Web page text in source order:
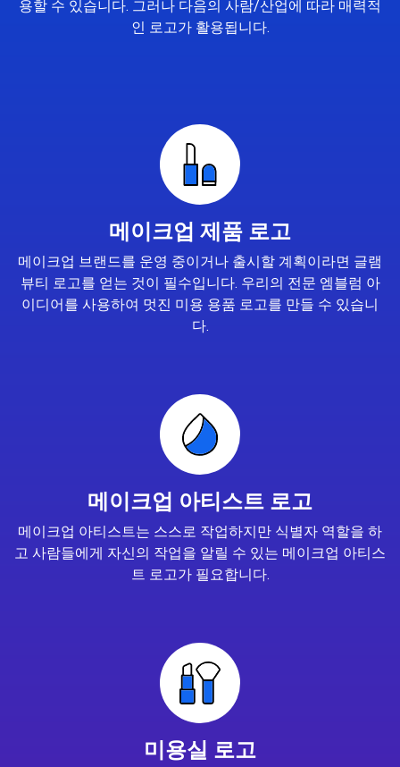
용할 수 있습니다. 그러나 다음의 사람/산업에 따라 매력적
인 로고가 활용됩니다.
메이크업 제품 로고
메이크업 브랜드를 운영 중이거나 출시할 계획이라면 글램
뷰티 로고를 얻는 것이 필수입니다. 우리의 전문 엠블럼 아
이디어를 사용하여 멋진 미용 용품 로고를 만들 수 있습니
다.
메이크업 아티스트 로고
메이크업 아티스트는 스스로 작업하지만 식별자 역할을 하
고 사람들에게 자신의 작업을 알릴 수 있는 메이크업 아티스
트 로고가 필요합니다.
미용실 로고